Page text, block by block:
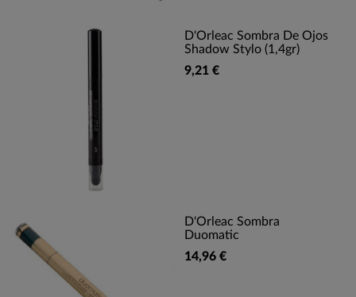
D'Orleac Sombra De Ojos
Shadow Stylo (1,4gr)
9,21 €
D'Orleac Sombra
Duomatic
14,96 €